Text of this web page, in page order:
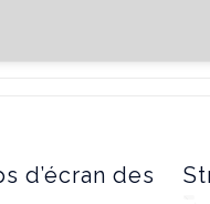
d’écran des